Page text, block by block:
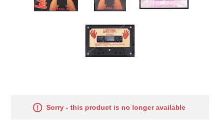
Sorry - this product is no longer available